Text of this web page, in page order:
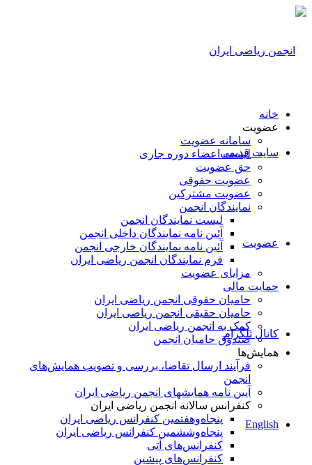
سایت قدیمی
عضویت
کانال تلگرام
English
خانه
عضویت
سامانه عضویت
لیست اعضاء دوره جاری
حق عضویت
عضویت حقوقی
عضویت مشترکین
نمایندگان انجمن
لیست نمایندگان انجمن
آئین نامه نمایندگان داخلی انجمن
آئین نامه نمایندگان خارجی انجمن
فرم نمایندگان انجمن ریاضی ایران
مزایای عضویت
حمایت مالی
حامیان حقوقی انجمن ریاضی ایران
حامیان حقیقی انجمن ریاضی ایران
کمک به انجمن ریاضی ایران
صندوق حامیان انجمن
همایش‌ها
فرآیند ارسال تقاضا، بررسی و تصویب همایش‌های
انجمن
آیین نامه همایشهای انجمن ریاضی ایران
کنفرانس‌ سالانه انجمن ریاضی ایران
پنجاه‌و‌هفتمین کنفرانس ریاضی ایران
پنجاه‌و‌ششمین کنفرانس ریاضی ایران
کنفرانس‌های آتی
کنفرانس‎‌های پیشین